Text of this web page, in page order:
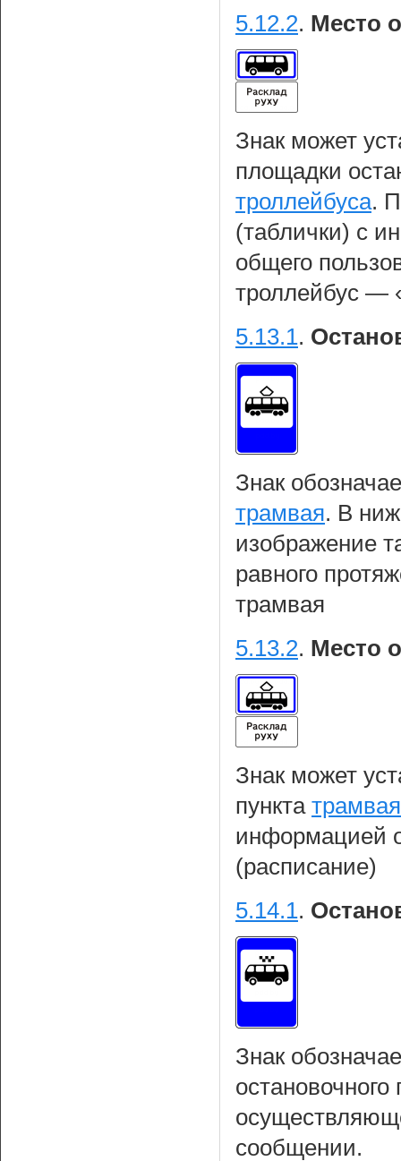
5.12.2. Место
Знак может
площадки
троллейбуса.
(таблички) с
общего
троллейбус —
5.13.1.
Знак
трамвая. В
изображение
равного
трамвая
5.13.2. Место
Знак может
пункта трамвая
информацией
(расписание)
5.14.1.
Знак
остановочного
сообщении.